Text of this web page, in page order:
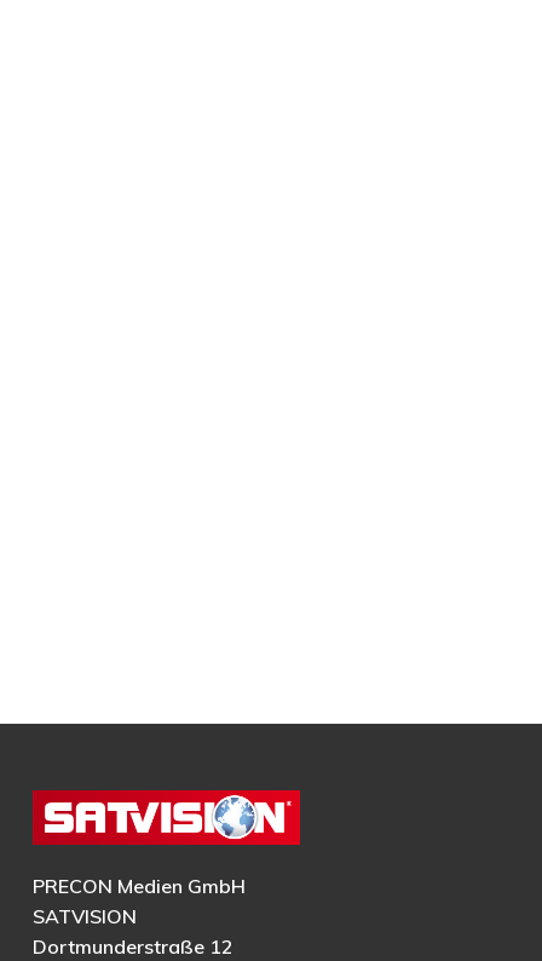
PRECON Medien GmbH
SATVISION
Dortmunderstraße 12